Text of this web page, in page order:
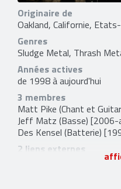
Originaire de
Oakland, Californie,
Genres
Sludge Metal, Thrash
Années actives
de 1998 à aujourd'hui
3 membres
Matt Pike (Chant et
Jeff Matz (Basse) [2006-
Des Kensel (Batterie)
2 liens externes
facebook